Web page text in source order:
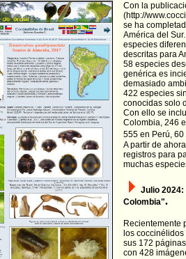
Con la
(http://
se ha
América del
especies
descritas para
58 especies
genérica es
demasiado
422 especies
conocidas solo
Con ello se
Colombia, 246
555 en Perú,
A partir de
registros para
muchas
Julio 2024:
Colombia".
Recientemente
los
sus 172
con 428